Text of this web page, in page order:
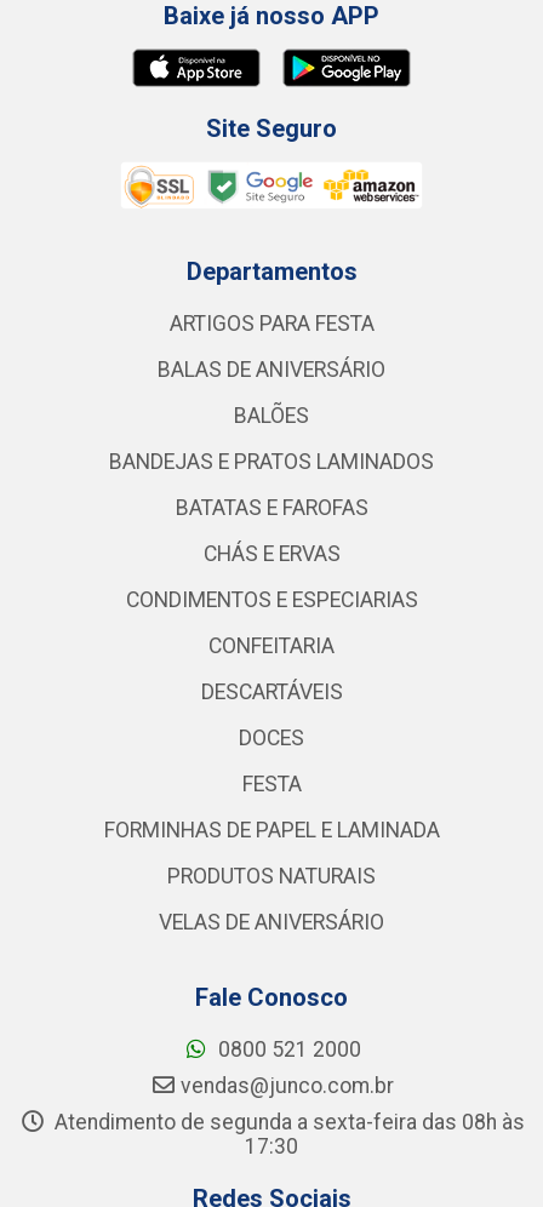
Baixe já nosso APP
Site Seguro
Departamentos
ARTIGOS PARA FESTA
BALAS DE ANIVERSÁRIO
BALÕES
BANDEJAS E PRATOS LAMINADOS
BATATAS E FAROFAS
CHÁS E ERVAS
CONDIMENTOS E ESPECIARIAS
CONFEITARIA
DESCARTÁVEIS
DOCES
FESTA
FORMINHAS DE PAPEL E LAMINADA
PRODUTOS NATURAIS
VELAS DE ANIVERSÁRIO
Fale Conosco
0800 521 2000
vendas@junco.com.br
Atendimento de segunda a sexta-feira das 08h às
17:30
Redes Sociais